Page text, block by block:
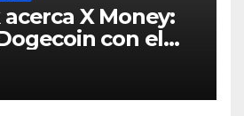
X Money:
con el
nativo? #Cripto